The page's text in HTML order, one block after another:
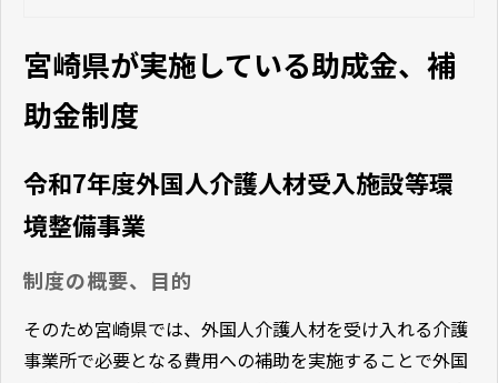
宮崎県が実施している助成金、補
助金制度
令和7年度外国人介護人材受入施設等環
境整備事業
制度の概要、目的
そのため宮崎県では、外国人介護人材を受け入れる介護
事業所で必要となる費用への補助を実施することで外国